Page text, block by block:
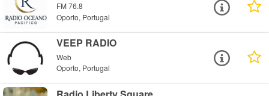
FM 76.8
Oporto, Portugal
VEEP RADIO
Web
Oporto, Portugal